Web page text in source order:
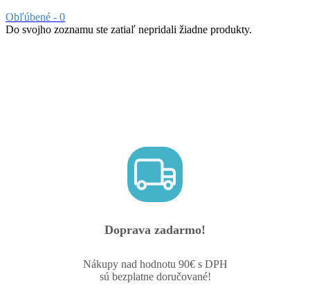
Obľúbené - 0
Do svojho zoznamu ste zatiaľ nepridali žiadne produkty.
Doprava zadarmo!
Nákupy nad hodnotu 90€ s DPH
sú bezplatne doručované!